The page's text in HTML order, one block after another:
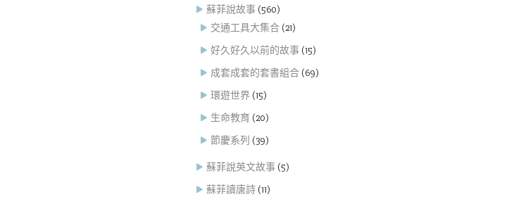
蘇菲說故事 (560)
交通工具大集合 (21)
好久好久以前的故事 (15)
成套成套的套書組合 (69)
環遊世界 (15)
生命教育 (20)
節慶系列 (39)
蘇菲說英文故事 (5)
蘇菲讀唐詩 (11)